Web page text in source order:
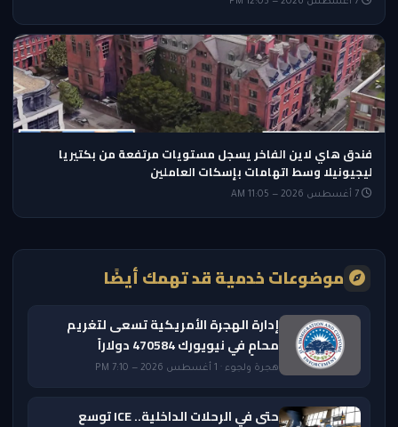
فندق هاي لاين الفاخر يسجل مستويات مرتفعة من بكتيريا
ليجيونيلا وسط اتهامات بإسكات العاملين
موضوعات خدمية قد تهمك أيضًا
إدارة الهجرة الأمريكية تسعى لتغريم
محامٍ في نيويورك 470584 دولاراً
هجرة ولجوء · 1 أغسطس 2026 — 7:10 PM
حتى في الرحلات الداخلية.. ICE توسع